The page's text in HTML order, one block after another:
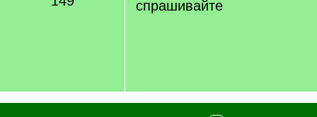
спрашивайте